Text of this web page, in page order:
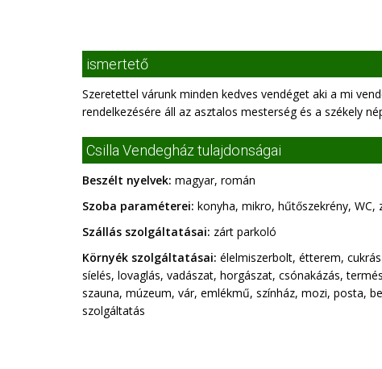
ismertető
Szeretettel várunk minden kedves vendéget aki a mi
rendelkezésére áll az asztalos mesterség és a székely
Csilla Vendegház tulajdonságai
Beszélt nyelvek: magyar, román
Szoba paraméterei: konyha, mikro, hűtőszekrény,
Szállás szolgáltatásai: zárt parkoló
Környék szolgáltatásai: élelmiszerbolt, étterem,
síelés, lovaglás, vadászat, horgászat, csónakázás,
szauna, múzeum, vár, emlékmű, színház, mozi, posta,
szolgáltatás